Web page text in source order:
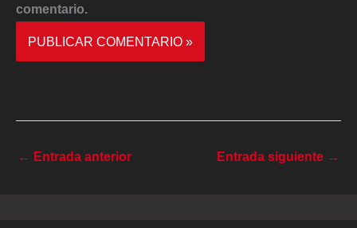
comentario.
← Entrada anterior Entrada siguiente →